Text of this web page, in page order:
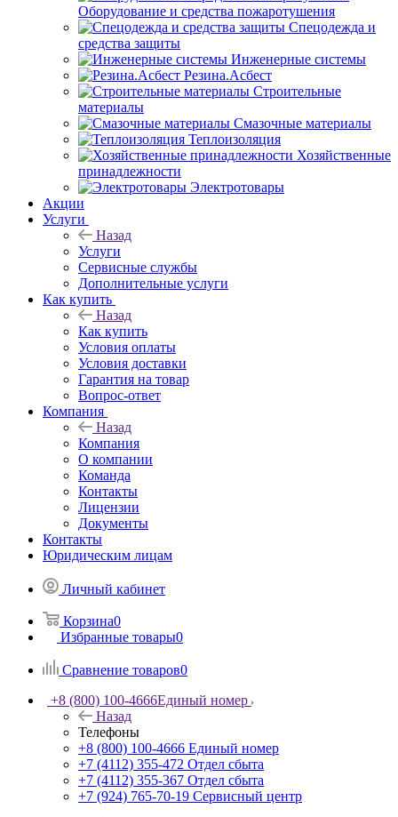
Оборудование и средства пожаротушения
Спецодежда и
средства защиты
Инженерные системы
Резина.Асбест
Строительные
материалы
Смазочные материалы
Теплоизоляция
Хозяйственные
принадлежности
Электротовары
Акции
Услуги
Назад
Услуги
Сервисные службы
Дополнительные услуги
Как купить
Назад
Как купить
Условия оплаты
Условия доставки
Гарантия на товар
Вопрос-ответ
Компания
Назад
Компания
О компании
Команда
Контакты
Лицензии
Документы
Контакты
Юридическим лицам
Личный кабинет
Корзина0
Избранные товары0
Сравнение товаров0
+8 (800) 100-4666Единый номер
Назад
Телефоны
+8 (800) 100-4666 Единый номер
+7 (4112) 355-472 Отдел сбыта
+7 (4112) 355-367 Отдел сбыта
+7 (924) 765-70-19 Сервисный центр